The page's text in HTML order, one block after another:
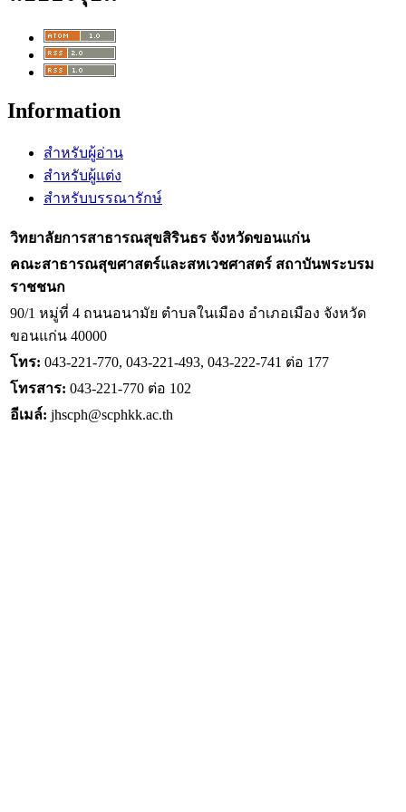
Information
สำหรับผู้อ่าน
สำหรับผู้แต่ง
สำหรับบรรณารักษ์
วิทยาลัยการสาธารณสุขสิรินธร จังหวัดขอนแก่น
คณะสาธารณสุขศาสตร์และสหเวชศาสตร์ สถาบันพระบรม
ราชชนก
90/1 หมู่ที่ 4 ถนนอนามัย ตำบลในเมือง อำเภอเมือง จังหวัด
ขอนแก่น 40000
โทร: 043-221-770, 043-221-493, 043-222-741 ต่อ 177
โทรสาร: 043-221-770 ต่อ 102
อีเมล์: jhscph@scphkk.ac.th